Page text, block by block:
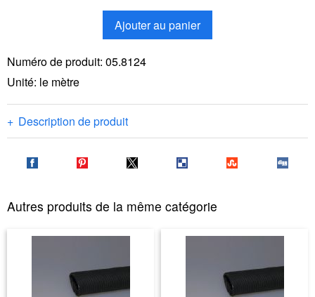
Ajouter au panier
Numéro de produit: 05.8124
Unité: le mètre
Description de produit
Autres produits de la même catégorie